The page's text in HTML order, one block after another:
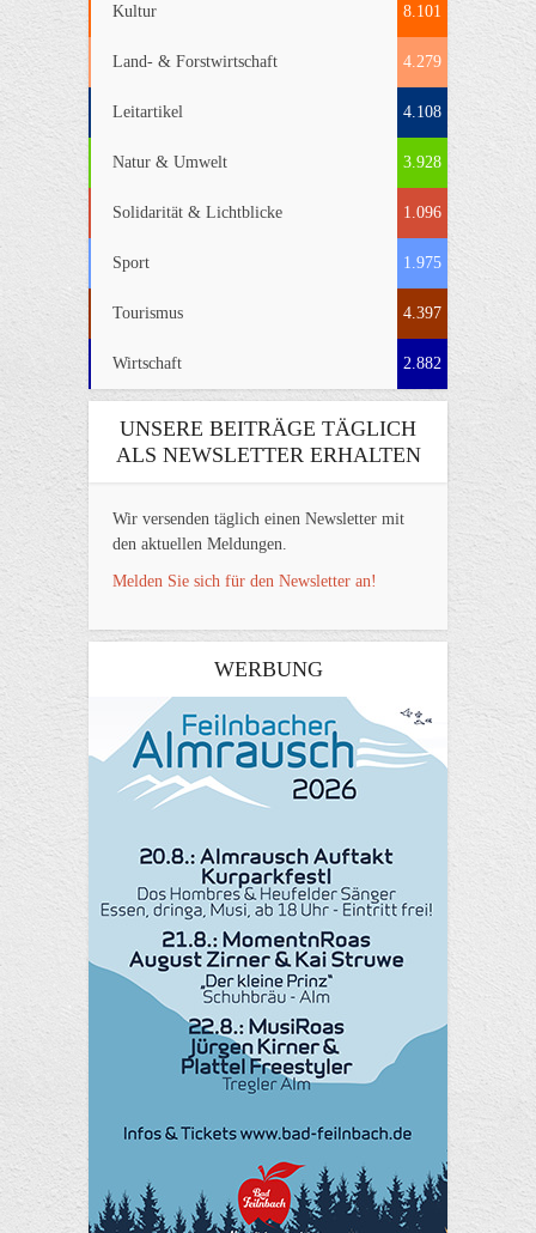
Kultur 8.101
Land- & Forstwirtschaft 4.279
Leitartikel 4.108
Natur & Umwelt 3.928
Solidarität & Lichtblicke 1.096
Sport 1.975
Tourismus 4.397
Wirtschaft 2.882
UNSERE BEITRÄGE TÄGLICH
ALS NEWSLETTER ERHALTEN
Wir versenden täglich einen Newsletter mit
den aktuellen Meldungen.
Melden Sie sich für den Newsletter an!
WERBUNG